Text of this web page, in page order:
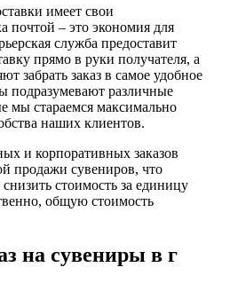
имеет свои
почтой – это экономия для
служба предоставит
прямо в руки получателя, а
забрать заказ в самое удобное
подразумевают различные
мы стараемся максимально
наших клиентов.
и корпоративных заказов
продажи сувениров, что
стоимость за единицу
общую стоимость
на сувениры в г